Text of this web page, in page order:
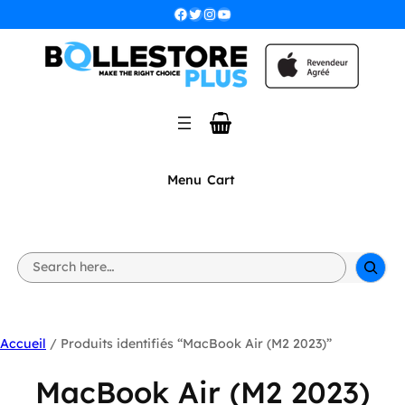
Facebook Twitter InstagramYouTube
Menu Cart
S
e
h
Accueil / Produits identifiés “MacBook Air (M2 2023)”
MacBook Air (M2 2023)